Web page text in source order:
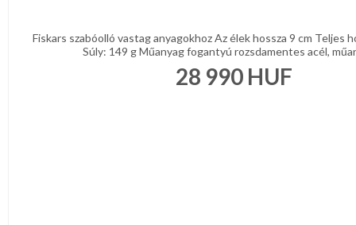
​Fiskars szabóolló vastag anyagokhoz Az élek hossza 9 cm Teljes
Súly: 149 g Műanyag fogantyú rozsdamentes acél,
28 990 HUF